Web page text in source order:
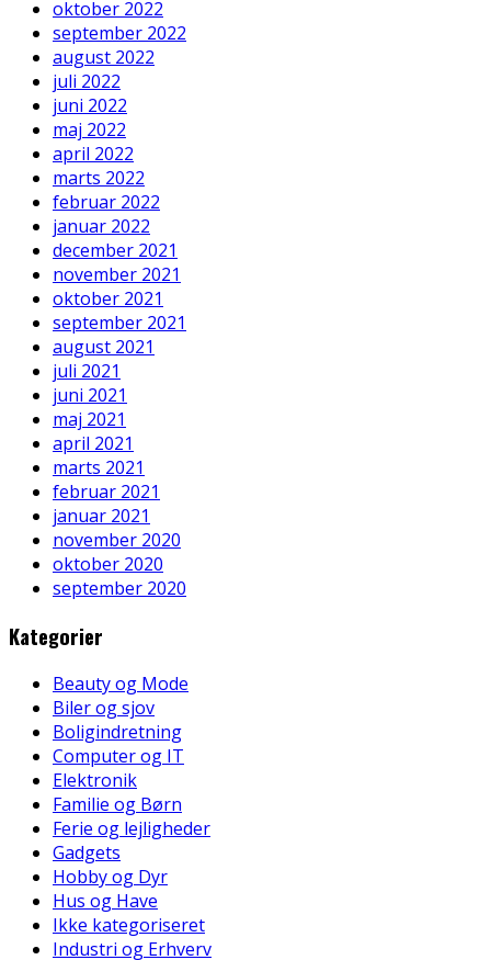
oktober 2022
september 2022
august 2022
juli 2022
juni 2022
maj 2022
april 2022
marts 2022
februar 2022
januar 2022
december 2021
november 2021
oktober 2021
september 2021
august 2021
juli 2021
juni 2021
maj 2021
april 2021
marts 2021
februar 2021
januar 2021
november 2020
oktober 2020
september 2020
Kategorier
Beauty og Mode
Biler og sjov
Boligindretning
Computer og IT
Elektronik
Familie og Børn
Ferie og lejligheder
Gadgets
Hobby og Dyr
Hus og Have
Ikke kategoriseret
Industri og Erhverv